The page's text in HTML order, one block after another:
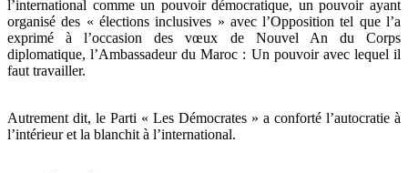
l’international comme un pouvoir démocratique, un pouvoir ayant
organisé des « élections inclusives » avec l’Opposition tel que l’a
exprimé à l’occasion des vœux de Nouvel An du Corps
diplomatique, l’Ambassadeur du Maroc : Un pouvoir avec lequel il
faut travailler.
Autrement dit, le Parti « Les Démocrates » a conforté l’autocratie à
l’intérieur et la blanchit à l’international.